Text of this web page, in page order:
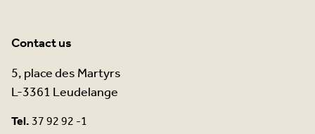
Contact us
5, place des Martyrs
L-3361 Leudelange
Tel.37 92 92 -1